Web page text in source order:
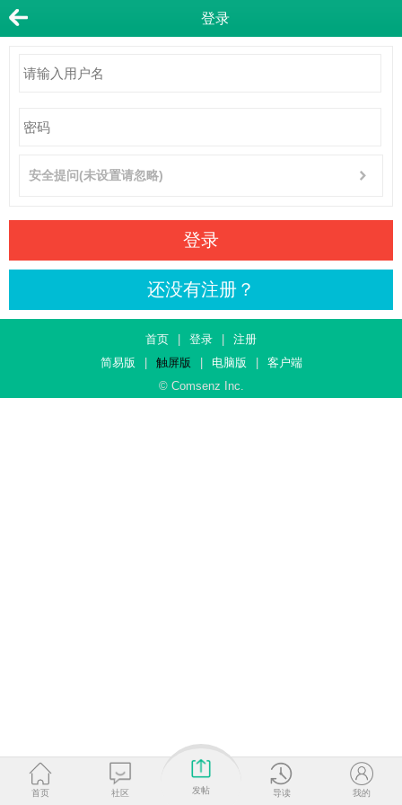
登录
安全提问(未设置请忽略)
登录
还没有注册？
首页 登录
注册
简易版
触屏版 电脑版
客户端
© Comsenz Inc.
首页 社区 发帖 导读 我的